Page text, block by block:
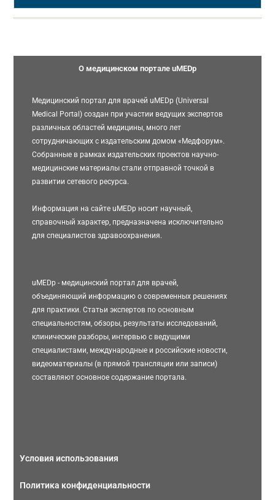
О медицинском портале uMEDp
Медицинский портал для врачей uMEDp (Universal
Medical Portal) создан при участии ведущих экспертов
различных областей медицины, много лет
сотрудничающих с издательским домом «Медфорум».
Собранные в рамках издательских проектов научно-
медицинские материалы стали отправной точкой в
развитии сетевого ресурса.
Информация на сайте uMEDp носит научный,
справочный характер, предназначена исключительно
для специалистов здравоохранения.
uMEDp - медицинский портал для врачей,
объединяющий информацию о современных решениях
для практики. Статьи экспертов по основным
специальностям, обзоры, результаты исследований,
клинические разборы, интервью с ведущими
специалистами, международные и российские новости,
видеоматериалы (в прямой трансляции или записи)
составляют основное содержание портала.
Условия использования
Политика конфиденциальности